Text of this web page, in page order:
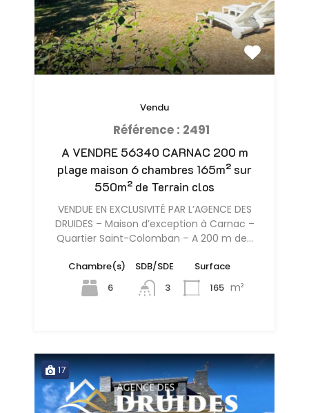
A VENDRE 56340 CARNAC 200 m
plage maison 6 chambres 165m² sur
550m² de Terrain clos
VENDUE EN EXCLUSIVITÉ PAR L’AGENCE DES
DRUIDES – Maison d’exception à Carnac –
Quartier Saint-Colomban – A 200 m de…
Chambre(s)
6
SDB/SDE
3
Surface
165 m²
Vendu
Référence : 2491
17